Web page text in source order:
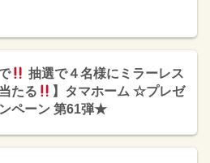
抽選で４名様にミラーレス
たる
】タマホーム ☆プレゼ
ペーン 第61弾★